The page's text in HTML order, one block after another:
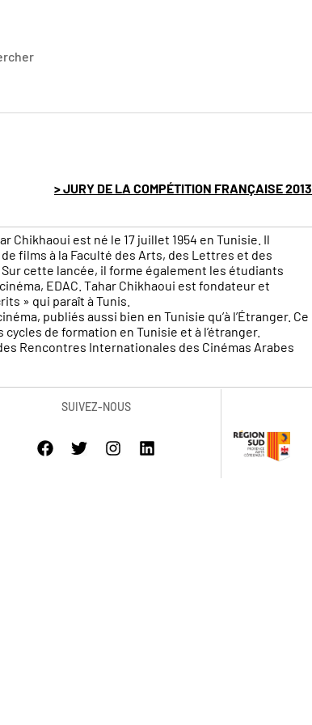
> JURY DE LA COMPÉTITION FRANÇAISE 2013
Chikhaoui est né le 17 juillet 1954 en Tunisie. Il
films à la Faculté des Arts, des Lettres et des
Sur cette lancée, il forme également les étudiants
EDAC. Tahar Chikhaoui est fondateur et
» qui paraît à Tunis.
publiés aussi bien en Tunisie qu’à l’Étranger. Ce
de formation en Tunisie et à l’étranger.
Rencontres Internationales des Cinémas Arabes
SUIVEZ-NOUS